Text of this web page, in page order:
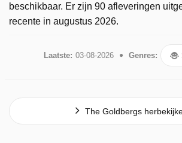
beschikbaar. Er zijn 90 afleveringen
recente in augustus 2026.
Laatste: 03-08-2026 Genres:
The Goldbergs